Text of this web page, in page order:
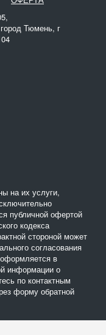
Тюмень, г
на их услуги,
публичной офертой
кодекса
стороной может
согласования
оформляется в
информации о
по контактным
форму обратной